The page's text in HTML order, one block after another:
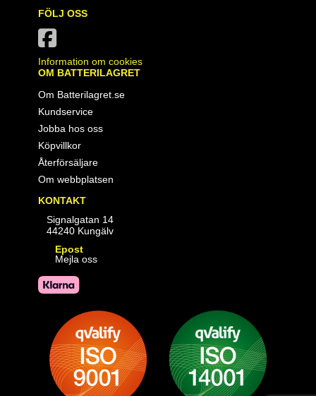
FÖLJ OSS
Information om cookies
OM BATTERILAGRET
Om Batterilagret.se
Kundservice
Jobba hos oss
Köpvillkor
Återförsäljare
Om webbplatsen
KONTAKT
Signalgatan 14
44240 Kungälv
Epost
Mejla oss